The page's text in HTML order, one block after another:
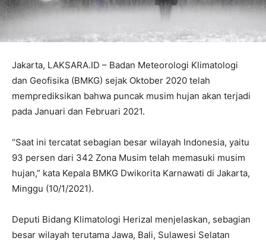
Jakarta, LAKSARA.ID – Badan Meteorologi Klimatologi
dan Geofisika (BMKG) sejak Oktober 2020 telah
memprediksikan bahwa puncak musim hujan akan terjadi
pada Januari dan Februari 2021.
“Saat ini tercatat sebagian besar wilayah Indonesia, yaitu
93 persen dari 342 Zona Musim telah memasuki musim
hujan,” kata Kepala BMKG Dwikorita Karnawati di Jakarta,
Minggu (10/1/2021).
Deputi Bidang Klimatologi Herizal menjelaskan, sebagian
besar wilayah terutama Jawa, Bali, Sulawesi Selatan